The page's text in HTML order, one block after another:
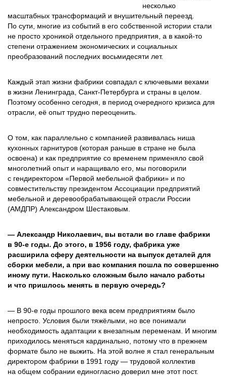
несколько
масштабных трансформаций и внушительный переезд.
По сути, многие из событий в его собственной истории стали
не просто хроникой отдельного предприятия, а в какой‑то
степени отражением экономических и социальных
преобразований последних восьмидесяти лет.
Каждый этап жизни фабрики совпадал с ключевыми вехами
в жизни Ленинграда, Санкт-­Петербурга и страны в целом.
Поэтому особенно сегодня, в период очередного кризиса для
отрасли, её опыт трудно переоценить.
О том, как параллельно с компанией развивалась ниша
кухонных гарнитуров (которая раньше в стране не была
освоена) и как предприятие со временем применяло свой
многолетний опыт и наращивало его, мы поговорили
с гендиректором «Первой мебельной фабрики» и по
совместительству президентом Ассоциации предприятий
мебельной и деревообрабатывающей отрасли России
(АМДПР) Александром Шестаковым.
— Александр Николаевич, вы встали во главе фабрики
в 90‑е годы. До этого, в 1956 году, фабрика уже
расширила сферу деятельности на выпуск деталей для
сборки мебели, а при вас компания пошла по совершенно
иному пути. Насколько сложным было начало работы
и что пришлось менять в первую очередь?
— В 90‑е годы прошлого века всем предприятиям было
непросто. Условия были тяжёлыми, но все понимали
необходимость адаптации к внезапным переменам. И многим
приходилось меняться кардинально, потому что в прежнем
формате было не выжить. На этой волне я стал генеральным
директором фабрики в 1991 году — трудовой коллектив
на общем собрании единогласно доверил мне этот пост.